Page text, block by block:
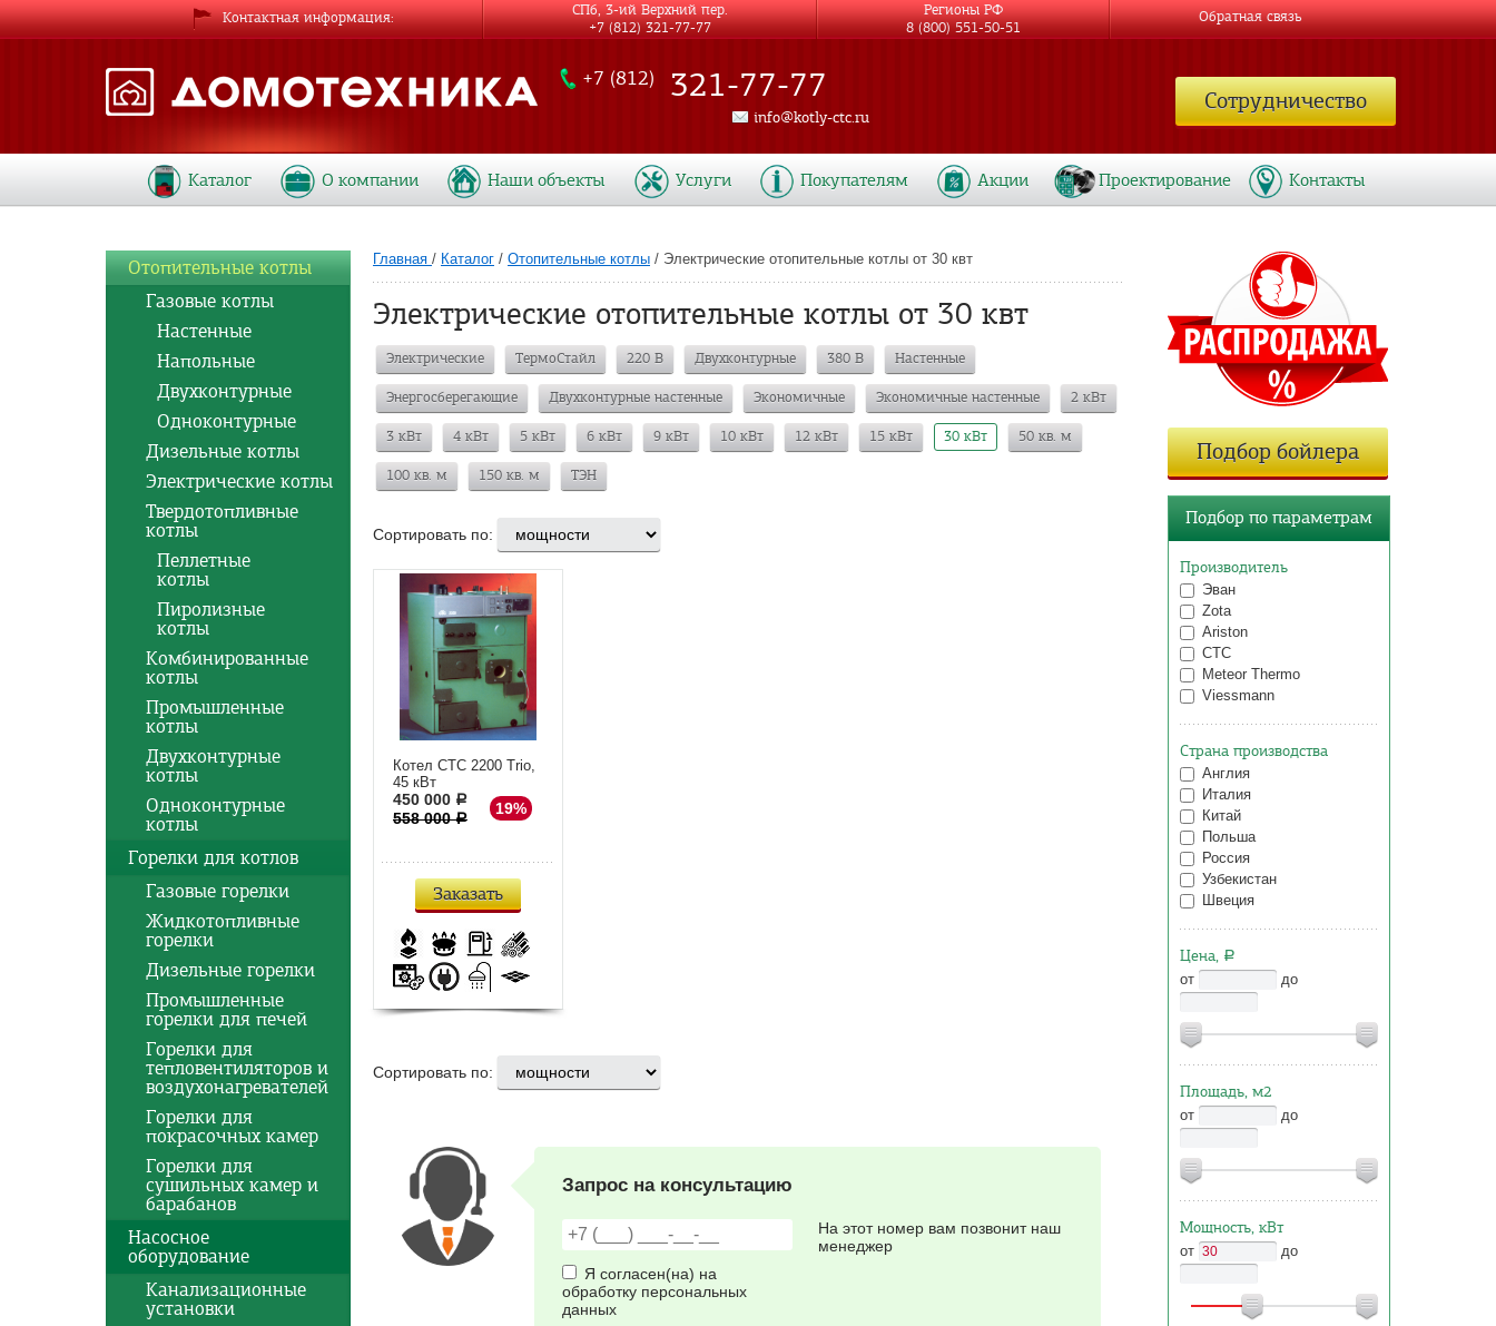
Главная / Каталог / Отопительные котлы / Электрические отопительные котлы от 30 квт
Электрические отопительные котлы от 30 квт
Электрические ТермоСтайл 220 В Двухконтурные 380 В Настенные
Энергосберегающие Двухконтурные настенные Экономичные Экономичные настенные 2 кВт
3 кВт 4 кВт 5 кВт 6 кВт 9 кВт 10 кВт 12 кВт 15 кВт 30 кВт 50 кв. м
100 кв. м 150 кв. м ТЭН
Сортировать по:
Котел CTC 2200 Trio,
45 кВт
19%
450 000 a
558 000 a
Заказать
Сортировать по:
Запрос на консультацию
Я согласен(на) на
обработку персональных
данных
На этот номер вам позвонит наш
менеджер
Отопительные котлы
Газовые котлы
Настенные
Напольные
Двухконтурные
Одноконтурные
Дизельные котлы
Электрические котлы
Твердотопливные
котлы
Пеллетные
котлы
Пиролизные
котлы
Комбинированные
котлы
Промышленные
котлы
Двухконтурные
котлы
Одноконтурные
котлы
Горелки для котлов
Газовые горелки
Жидкотопливные
горелки
Дизельные горелки
Промышленные
горелки для печей
Горелки для
тепловентиляторов и
воздухонагревателей
Горелки для
покрасочных камер
Горелки для
сушильных камер и
барабанов
Насосное
оборудование
Канализационные
установки
Подбор бойлера
Подбор по параметрам
Производитель
Эван
Zota
Ariston
CTC
Meteor Thermo
Viessmann
Страна производства
Англия
Италия
Китай
Польша
Россия
Узбекистан
Швеция
Цена, a
от
до
Площадь, м2
от до
Мощность, кВт
от до
+7 (812) 321-77-77
info@kotly-ctc.ru
Сотрудничество
Каталог О компании Наши объекты Услуги Покупателям Акции Проектирование Контакты
Контактная информация
СПб, 3-ий Верхний пер.
+7 (812) 321-77-77
Регионы РФ
8 (800) 551-50-51
Обратная связь